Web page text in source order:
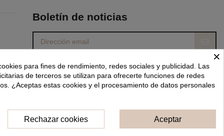
Boletín de noticias
ello, consulte nuestra información de contacto en
He leído y acepto lascondiciones generales y la política de privacidad.
×
para fines de rendimiento, redes sociales y publicidad. Las
de terceros se utilizan para ofrecerte funciones de redes
¿Aceptas estas cookies y el procesamiento de datos personales
Aceptar
Rechazar cookies